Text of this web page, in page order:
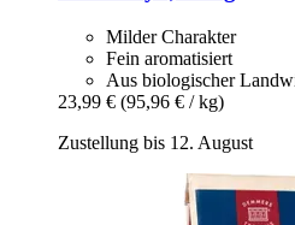
Milder Charakter
Fein aromatisiert
Aus biologischer
23,99 € (95,96 € / kg)
Zustellung bis 12. August